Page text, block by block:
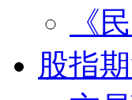
《
股指